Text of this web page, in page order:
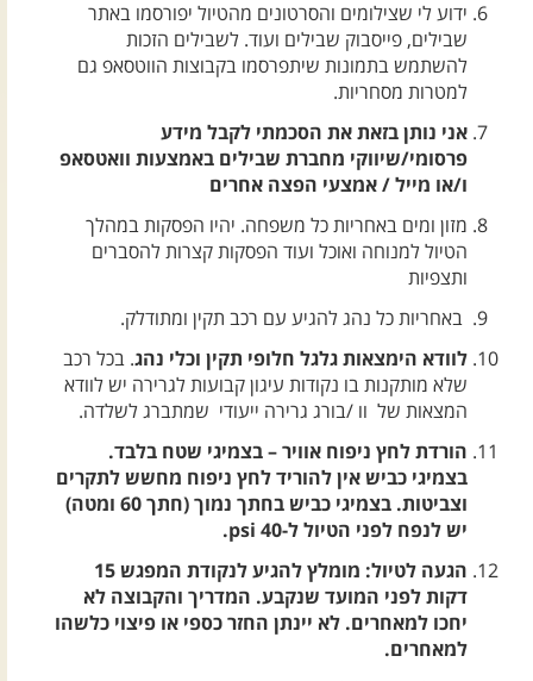
ידוע לי שצילומים והסרטונים מהטיול יפורסמו באתר
שבילים, פייסבוק שבילים ועוד. לשבילים הזכות
להשתמש בתמונות שיתפרסמו בקבוצות הווטסאפ גם
למטרות מסחריות.
אני נותן בזאת את הסכמתי לקבל מידע
פרסומי/שיווקי מחברת שבילים באמצעות וואטסאפ
ו/או מייל / אמצעי הפצה אחרים
מזון ומים באחריות כל משפחה. יהיו הפסקות במהלך
הטיול למנוחה ואוכל ועוד הפסקות קצרות להסברים
ותצפיות
באחריות כל נהג להגיע עם רכב תקין ומתודלק.
לוודא הימצאות גלגל חלופי תקין וכלי נהג. בכל רכב
שלא מותקנות בו נקודות עיגון קבועות לגרירה יש לוודא
המצאות של וו /בורג גרירה ייעודי שמתברג לשלדה.
הורדת לחץ ניפוח אוויר – בצמיגי שטח בלבד.
בצמיגי כביש אין להוריד לחץ ניפוח מחשש לתקרים
וצביטות. בצמיגי כביש בחתך נמוך (חתך 60 ומטה)
יש לנפח לפני הטיול ל-40 psi.
הגעה לטיול: מומלץ להגיע לנקודת המפגש 15
דקות לפני המועד שנקבע. המדריך והקבוצה לא
יחכו למאחרים. לא יינתן החזר כספי או פיצוי כלשהו
למאחרים.